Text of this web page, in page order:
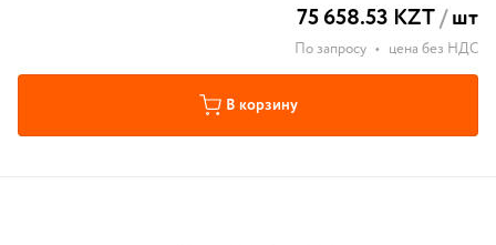
75 658.53 KZT/шт
По запросу • цена без НДС
В корзину